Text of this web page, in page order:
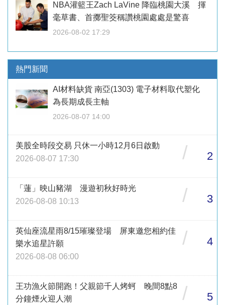
NBA灌籃王Zach LaVine 降臨桃園大溪 揮
毫草書、首擲聖筊稱讚桃園處處是驚喜
2026-08-02 17:29
熱門新聞
AI材料缺貨 南亞(1303) 電子材料取代塑化
為長期成長主軸
2026-08-07 14:00
美股全時段交易 只休一小時12月6日啟動
2026-08-07 17:30
/ 2
「蓮」映山豬湖 漫遊初秋好時光
2026-08-08 10:13
/ 3
英仙座流星雨8/15璀璨登場 屏東邀您相約佳
樂水追星許願
2026-08-08 06:00
/ 4
王功漁火節開跑！父親節千人烤蚵 晚間8點8
分鐘煙火迎人潮
/ 5